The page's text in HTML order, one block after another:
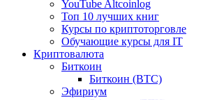
YouTube Altcoinlog
Топ 10 лучших книг
Курсы по криптоторговле
Обучающие курсы для IT
Криптовалюта
Биткоин
Биткоин (BTC)
Эфириум